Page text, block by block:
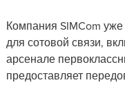
Компания SIMCom
для сотовой связи,
арсенале
предоставляет